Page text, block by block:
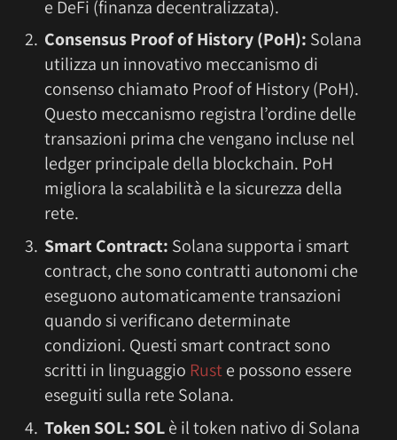
e DeFi (finanza decentralizzata).
Consensus Proof of History (PoH): Solana
utilizza un innovativo meccanismo di
consenso chiamato Proof of History (PoH).
Questo meccanismo registra l’ordine delle
transazioni prima che vengano incluse nel
ledger principale della blockchain. PoH
migliora la scalabilità e la sicurezza della
rete.
Smart Contract: Solana supporta i smart
contract, che sono contratti autonomi che
eseguono automaticamente transazioni
quando si verificano determinate
condizioni. Questi smart contract sono
scritti in linguaggio Ruste possono essere
eseguiti sulla rete Solana.
Token SOL: SOLè il token nativo di Solana